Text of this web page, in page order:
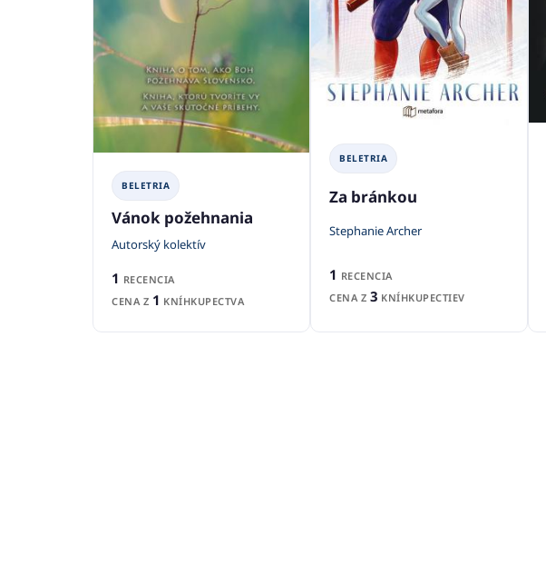
BELETRIA
Vánok požehnania
Autorský kolektív
1 RECENCIA
CENA Z 1 KNÍHKUPECTVA
BELETRIA
Za bránkou
Stephanie Archer
1 RECENCIA
CENA Z 3 KNÍHKUPECTIEV